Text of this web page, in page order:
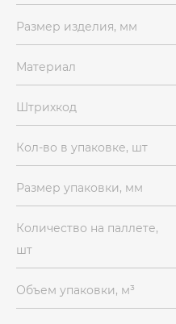
Размер изделия, мм
Материал
Штрихкод
Кол-во в упаковке, шт
Размер упаковки, мм
Количество на паллете,
шт
Объем упаковки, м³